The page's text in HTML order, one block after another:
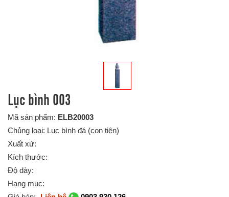
Lục bình 003
Mã sản phẩm: ELB20003
Chủng loại: Lục bình đá (con tiện)
Xuất xứ:
Kích thước:
Độ dày:
Hạng mục: